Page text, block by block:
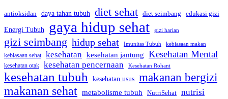
antioksidan daya tahan tubuh diet sehat diet seimbang edukasi gizi
Energi Tubuh gaya hidup sehat gizi harian
gizi seimbang hidup sehat Imunitas Tubuh kebiasaan makan
kebiasaan sehat kesehatan kesehatan jantung Kesehatan Mental
kesehatan otak kesehatan pencernaan Kesehatan Rohani
kesehatan tubuh kesehatan usus makanan bergizi
makanan sehat metabolisme tubuh NutriSehat nutrisi